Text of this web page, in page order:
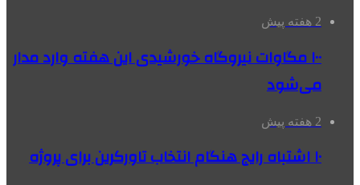
2 هفته پیش
۱۰۰ مگاوات نیروگاه‌ خورشیدی این هفته وارد مدار
می‌شود
2 هفته پیش
۱۰ اشتباه رایج هنگام انتخاب تاورکرین برای پروژه